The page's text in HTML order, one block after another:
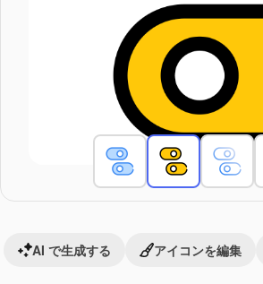
AI で生成する アイコンを編集